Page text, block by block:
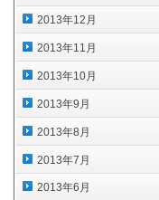
2013年12月
2013年11月
2013年10月
2013年9月
2013年8月
2013年7月
2013年6月